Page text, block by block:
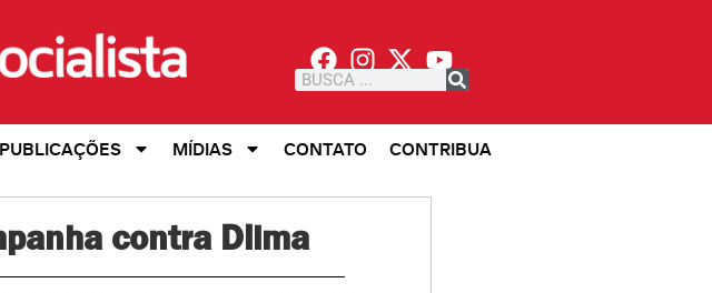
PUBLICAÇÕES MÍDIAS CONTATO CONTRIBUA
contra Dilma